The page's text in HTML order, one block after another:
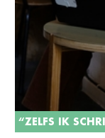
“ZELFS IK